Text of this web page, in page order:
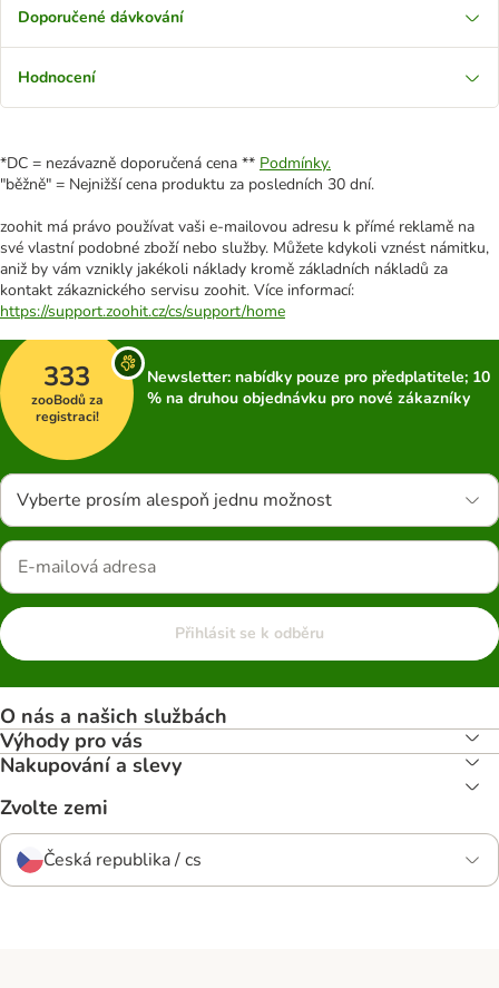
Doporučené dávkování
Hodnocení
*DC = nezávazně doporučená cena ** Podmínky.
"běžně" = Nejnižší cena produktu za posledních 30 dní.
zoohit má právo používat vaši e-mailovou adresu k přímé reklamě na
své vlastní podobné zboží nebo služby. Můžete kdykoli vznést námitku,
aniž by vám vznikly jakékoli náklady kromě základních nákladů za
kontakt zákaznického servisu zoohit. Více informací:
https://support.zoohit.cz/cs/support/home
333
zooBodů za
registraci!
Newsletter: nabídky pouze pro předplatitele; 10
% na druhou objednávku pro nové zákazníky
Vyberte prosím alespoň jednu možnost
Přihlásit se k odběru
O nás a našich službách
Výhody pro vás
Nakupování a slevy
Zvolte zemi
Česká republika / cs